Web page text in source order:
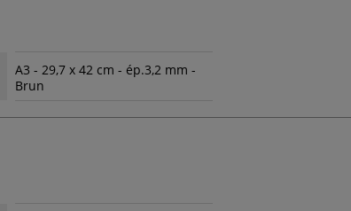
A3 - 29,7 x 42 cm - ép.3,2 mm -
Brun